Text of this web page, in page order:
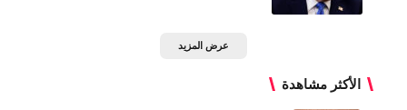
عرض المزيد
الأكثر مشاهدة